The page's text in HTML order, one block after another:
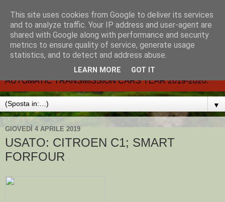
CARMATIC-®-All about
automatic cars.
Dal 2002- email.-marcvent@inwind.it.- NEW BOOK-
AUTOMATIC TRANSMISSION CARS YEAR 2019-2020.
▼
GIOVEDÌ 4 APRILE 2019
USATO: CITROEN C1; SMART
FORFOUR
This site uses cookies from Google to deliver its services
and to analyze traffic. Your IP address and user-agent are
shared with Google along with performance and security
metrics to ensure quality of service, generate usage
statistics, and to detect and address abuse.
LEARN MORE GOT IT